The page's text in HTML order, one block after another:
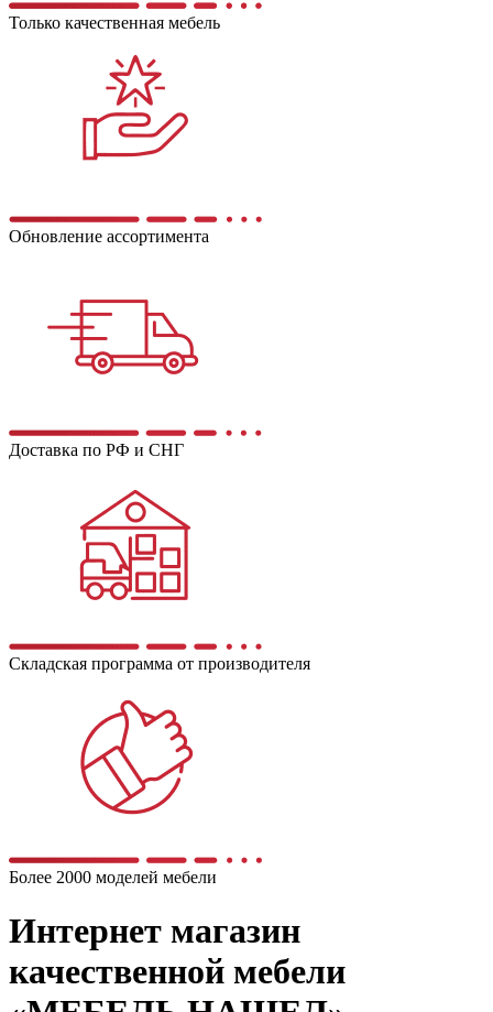
Только качественная мебель
Обновление ассортимента
Доставка по РФ и СНГ
Складская программа от производителя
Более 2000 моделей мебели
Интернет магазин
качественной мебели